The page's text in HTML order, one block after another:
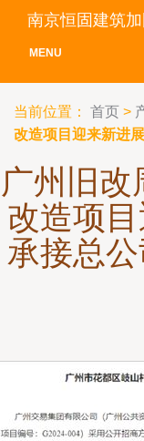
南京恒固建筑
MENU
当前位置： 首页 >
改造项目迎来新进
广州旧改
改造项
承接总